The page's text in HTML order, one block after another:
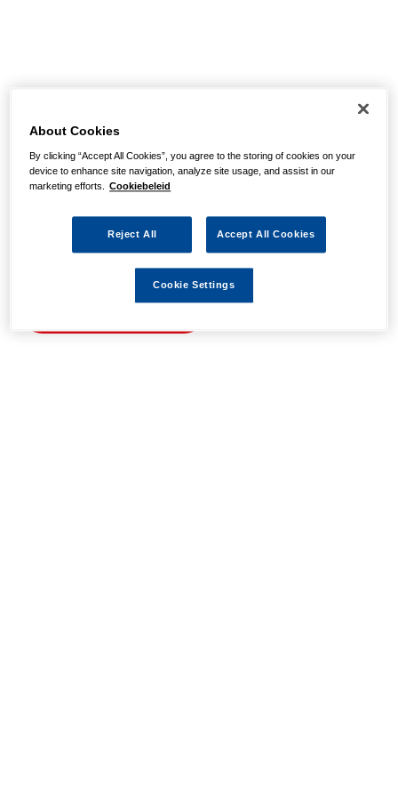
pagina niet kunnen
vinden
Wellicht zit er een spel- of typfout in de URL of is de
actie waarnaar u zocht al verlopen. We hopen u weer op
About Cookies
By clicking “Accept All Cookies”, you agree to the storing of cookies on your
device to enhance site navigation, analyze site usage, and assist in our
marketing efforts. Cookiebeleid
Reject All Accept All Cookies
Cookie Settings